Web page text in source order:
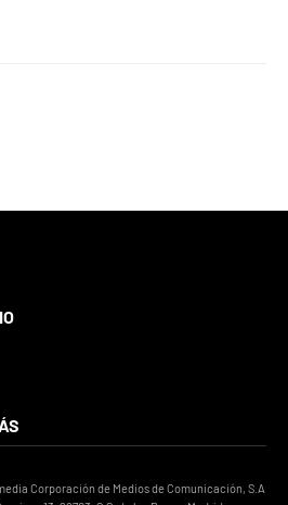
Corporación de Medios de Comunicación, S.A